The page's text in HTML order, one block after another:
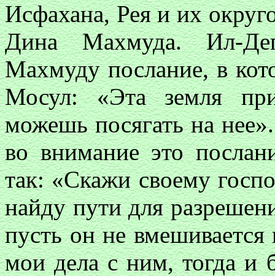
Исфахана, Рея и их
Дина Махмуда. Ил-
Махмуду послание, в
Мосул: «Эта земля
можешь посягать на
во внимание это
так: «Скажи своему
найду пути для
пусть он не
мои дела с ним, тогда и